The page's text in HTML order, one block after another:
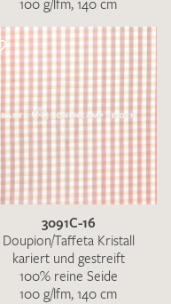
100 g/lfm, 140 cm
3091C-16
Doupion/Taffeta Kristall
kariert und gestreift
100% reine Seide
100 g/lfm, 140 cm